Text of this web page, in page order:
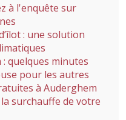
à l'enquête sur
: une solution
quelques minutes
pour les autres
à Auderghem
surchauffe de votre